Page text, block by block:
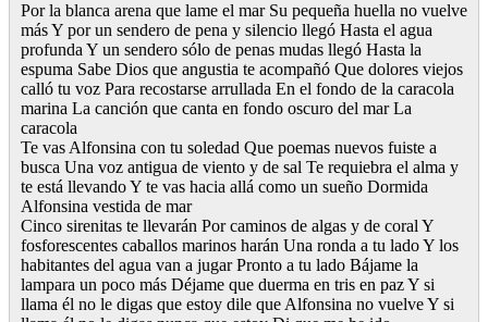
Por la blanca arena que lame el mar Su pequeña huella no vuelve
más Y por un sendero de pena y silencio llegó Hasta el agua
profunda Y un sendero sólo de penas mudas llegó Hasta la
espuma Sabe Dios que angustia te acompañó Que dolores viejos
calló tu voz Para recostarse arrullada En el fondo de la caracola
marina La canción que canta en fondo oscuro del mar La
caracola
Te vas Alfonsina con tu soledad Que poemas nuevos fuiste a
busca Una voz antigua de viento y de sal Te requiebra el alma y
te está llevando Y te vas hacia allá como un sueño Dormida
Alfonsina vestida de mar
Cinco sirenitas te llevarán Por caminos de algas y de coral Y
fosforescentes caballos marinos harán Una ronda a tu lado Y los
habitantes del agua van a jugar Pronto a tu lado Bájame la
lampara un poco más Déjame que duerma en tris en paz Y si
llama él no le digas que estoy dile que Alfonsina no vuelve Y si